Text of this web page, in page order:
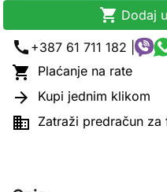
 Dodaj
call +387 61 711 182 |
 Plaćanje na rate
 Kupi jednim klikom
 Zatraži predračun za